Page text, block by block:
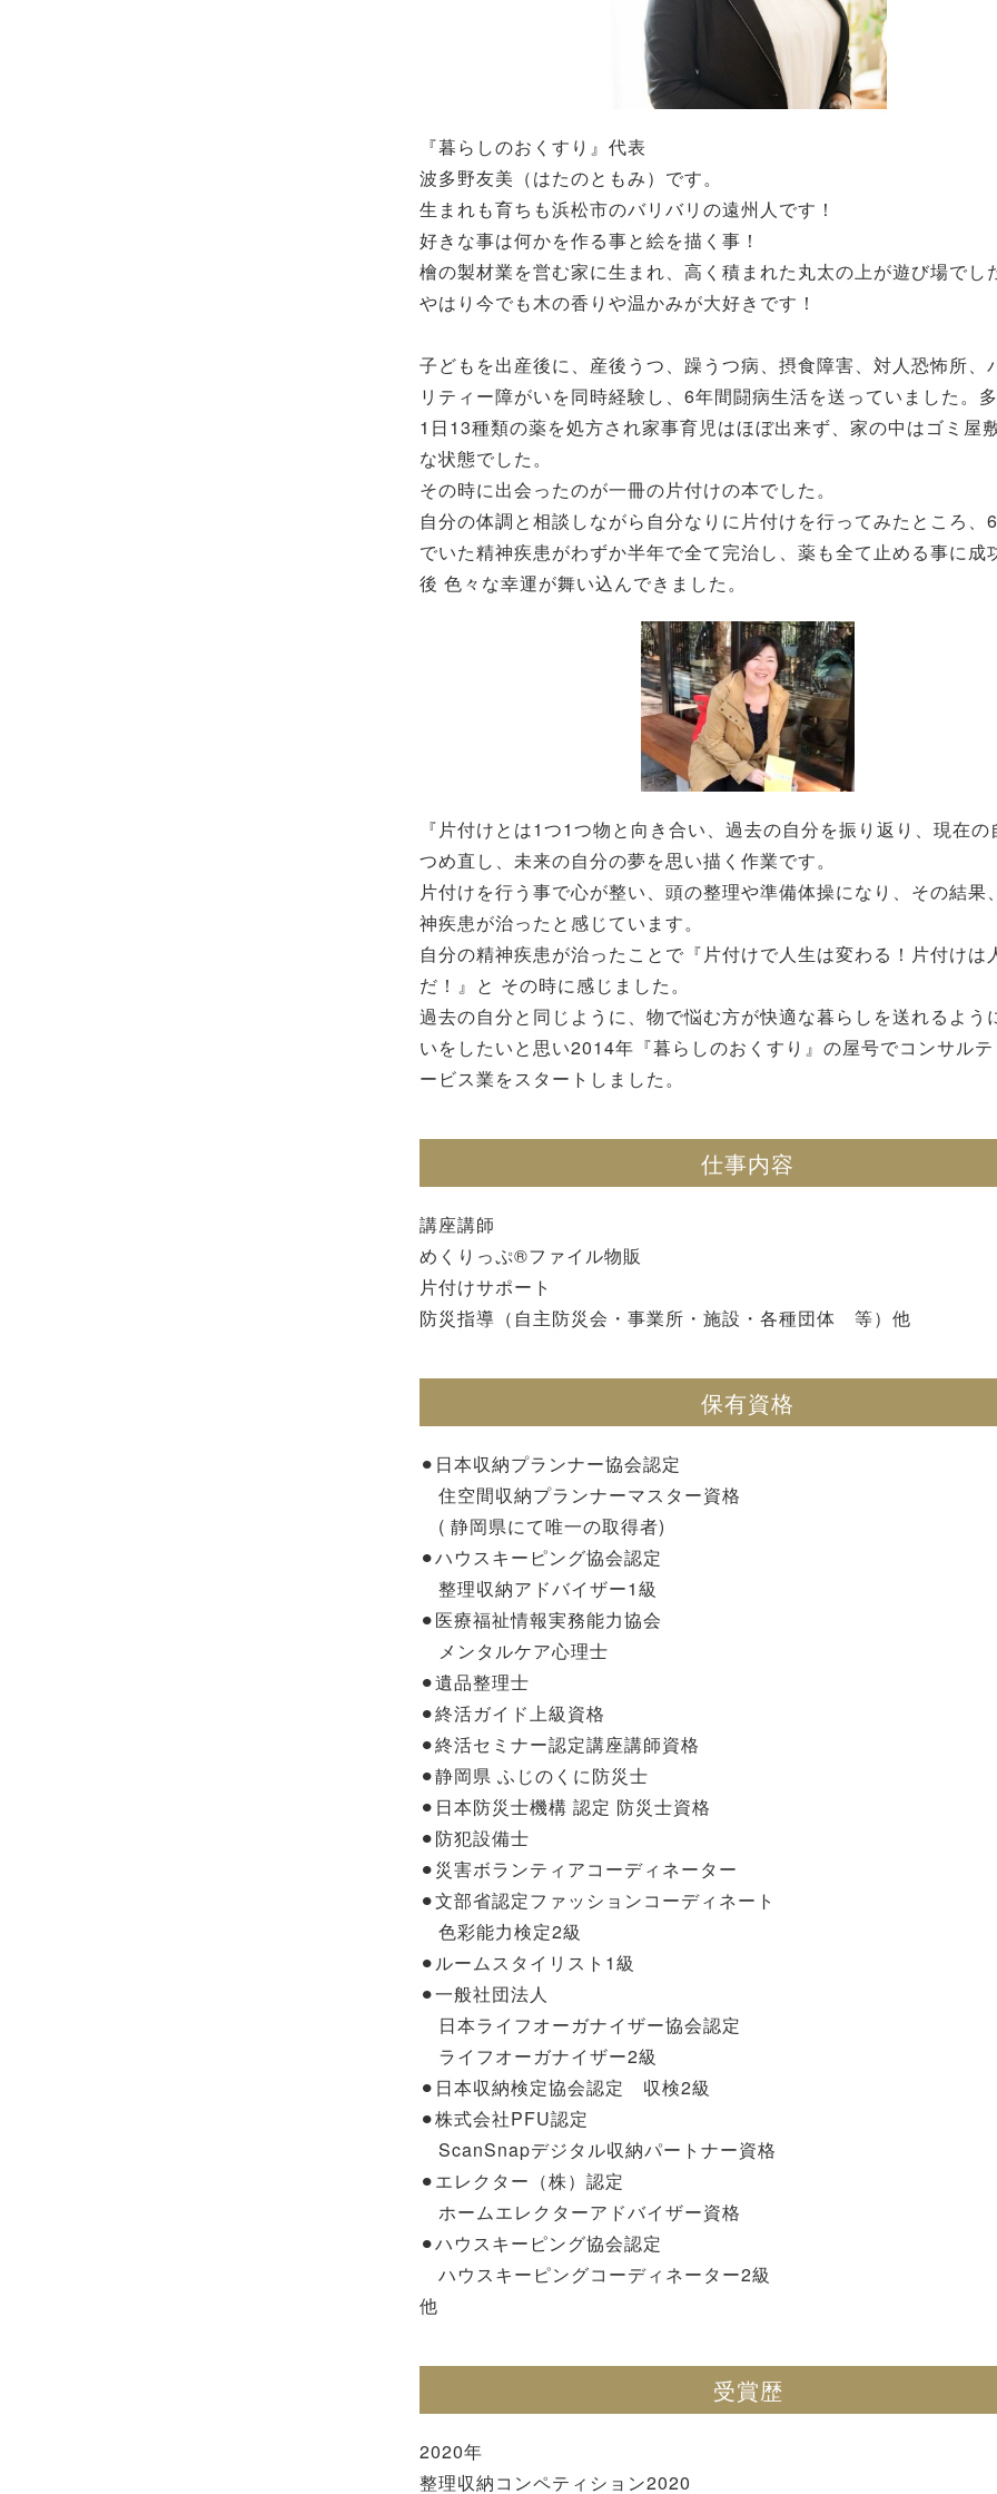
『暮らしのおくすり』代表
波多野友美（はたのともみ）です。
生まれも育ちも浜松市のバリバリの遠州人です！
好きな事は何かを作る事と絵を描く事！
檜の製材業を営む家に生まれ、高く積まれた丸太の上が遊び場でし
やはり今でも木の香りや温かみが大好きです！
子どもを出産後に、産後うつ、躁うつ病、摂食障害、対人恐怖所、
リティー障がいを同時経験し、6年間闘病生活を送っていました。
1日13種類の薬を処方され家事育児はほぼ出来ず、家の中はゴミ屋
な状態でした。
その時に出会ったのが一冊の片付けの本でした。
自分の体調と相談しながら自分なりに片付けを行ってみたところ、
でいた精神疾患がわずか半年で全て完治し、薬も全て止める事に成
後 色々な幸運が舞い込んできました。
『片付けとは1つ1つ物と向き合い、過去の自分を振り返り、現在の
つめ直し、未来の自分の夢を思い描く作業です。
片付けを行う事で心が整い、頭の整理や準備体操になり、その結果
神疾患が治ったと感じています。
自分の精神疾患が治ったことで『片付けで人生は変わる！片付けは
だ！』と その時に感じました。
過去の自分と同じように、物で悩む方が快適な暮らしを送れるよう
いをしたいと思い2014年『暮らしのおくすり』の屋号でコンサル
ービス業をスタートしました。
仕事内容
講座講師
めくりっぷ®ファイル物販
片付けサポート
防災指導（自主防災会・事業所・施設・各種団体 等）他
保有資格
⚫︎日本収納プランナー協会認定
住空間収納プランナーマスター資格
( 静岡県にて唯一の取得者)
⚫︎ハウスキーピング協会認定
整理収納アドバイザー1級
⚫︎医療福祉情報実務能力協会
メンタルケア心理士
⚫︎遺品整理士
⚫︎終活ガイド上級資格
⚫︎終活セミナー認定講座講師資格
⚫︎静岡県 ふじのくに防災士
⚫︎日本防災士機構 認定 防災士資格
⚫︎防犯設備士︎
⚫︎災害ボランティアコーディネーター
⚫︎文部省認定ファッションコーディネート
色彩能力検定2級
⚫︎ルームスタイリスト1級
⚫︎一般社団法人
日本ライフオーガナイザー協会認定
ライフオーガナイザー2級
⚫︎日本収納検定協会認定 収検2級
⚫︎株式会社PFU認定
ScanSnapデジタル収納パートナー資格
⚫︎エレクター（株）認定
ホームエレクターアドバイザー資格
⚫︎ハウスキーピング協会認定
ハウスキーピングコーディネーター2級
他
受賞歴
2020年
整理収納コンペティション2020